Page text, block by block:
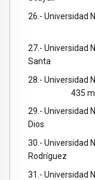
26.- Universidad
342
27.- Universidad
Santa
28.-
435 mil
29.- Universidad
Dios 447
30.- Universidad
31.- Universidad